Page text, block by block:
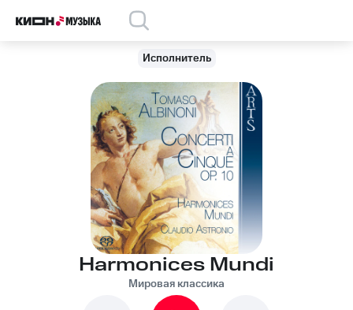
Исполнитель
Harmonices Mundi
Мировая классика